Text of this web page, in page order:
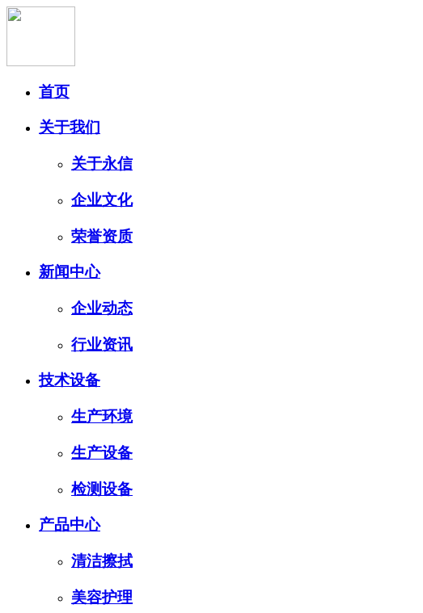
首页
关于我们
关于永信
企业文化
荣誉资质
新闻中心
企业动态
行业资讯
技术设备
生产环境
生产设备
检测设备
产品中心
清洁擦拭
美容护理